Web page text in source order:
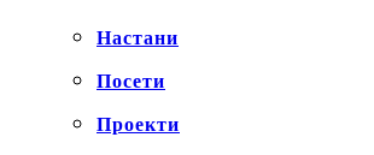
Настани
Посети
Проекти